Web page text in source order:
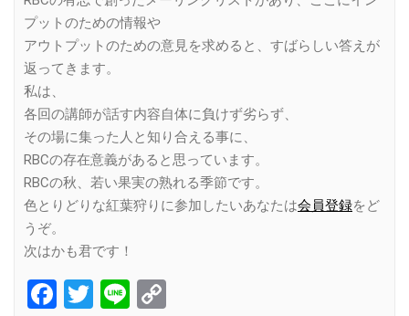
プットのための情報や
アウトプットのための意見を求めると、すばらしい答えが
返ってきます。
私は、
各回の講師が話す内容自体に負けず劣らず、
その場に集った人と知り合える事に、
RBCの存在意義があると思っています。
RBCの秋、若い果実の熟れる季節です。
色とりどりな紅葉狩りに参加したいあなたは会員登録をど
うぞ。
次はかも君です！
Facebook
Twitter
Line